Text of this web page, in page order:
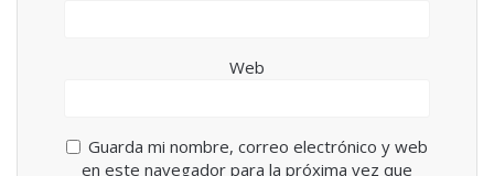
Web
Guarda mi nombre, correo electrónico y web
en este navegador para la próxima vez que